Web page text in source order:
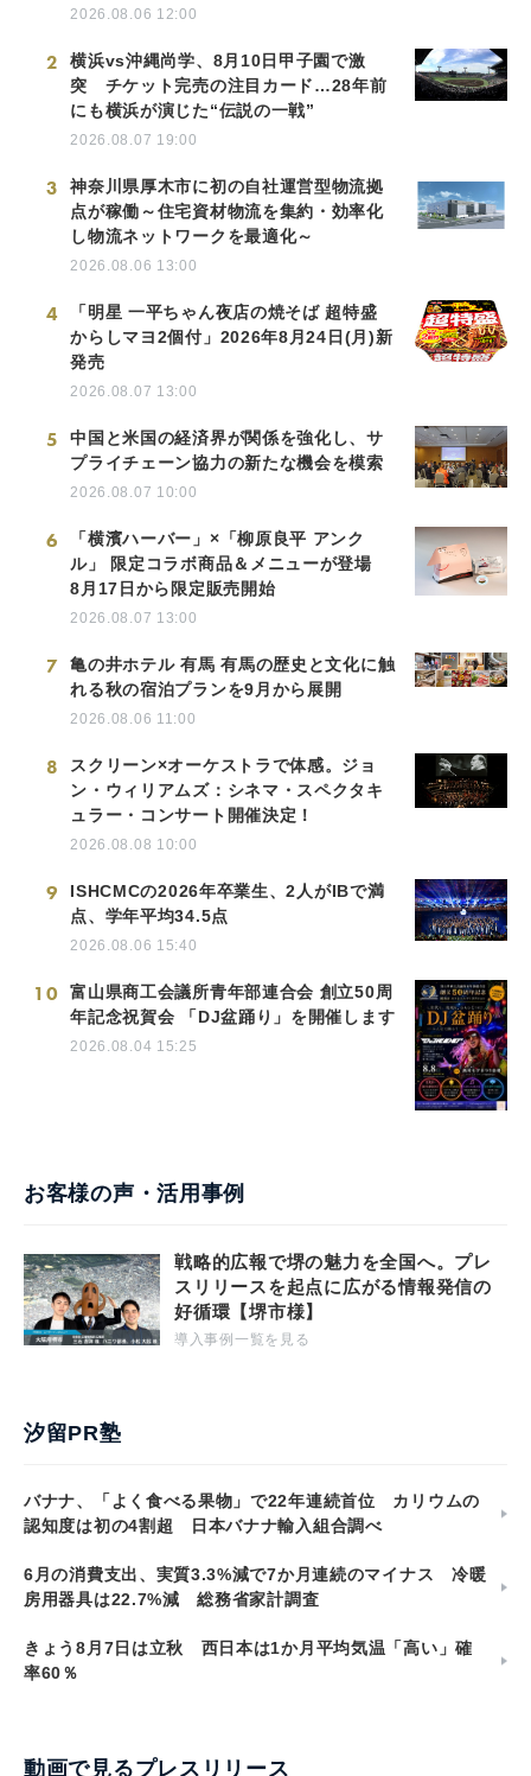
2026.08.06 12:00
2
横浜vs沖縄尚学、8月10日甲子園で激
突 チケット完売の注目カード…28年前
にも横浜が演じた“伝説の一戦”
2026.08.07 19:00
3
神奈川県厚木市に初の自社運営型物流拠
点が稼働～住宅資材物流を集約・効率化
し物流ネットワークを最適化～
2026.08.06 13:00
4
「明星 一平ちゃん夜店の焼そば 超特盛
からしマヨ2個付」2026年8月24日(月)新
発売
2026.08.07 13:00
5
中国と米国の経済界が関係を強化し、サ
プライチェーン協力の新たな機会を模索
2026.08.07 10:00
6
「横濱ハーバー」×「柳原良平 アンク
ル」 限定コラボ商品＆メニューが登場
8月17日から限定販売開始
2026.08.07 13:00
7
亀の井ホテル 有馬 有馬の歴史と文化に触
れる秋の宿泊プランを9月から展開
2026.08.06 11:00
8
スクリーン×オーケストラで体感。ジョ
ン・ウィリアムズ：シネマ・スペクタキ
ュラー・コンサート開催決定！
2026.08.08 10:00
9
ISHCMCの2026年卒業生、2人がIBで満
点、学年平均34.5点
2026.08.06 15:40
10
富山県商工会議所青年部連合会 創立50周
年記念祝賀会 「DJ盆踊り」を開催します
2026.08.04 15:25
お客様の声・活用事例
戦略的広報で堺の魅力を全国へ。プレ
スリリースを起点に広がる情報発信の
好循環【堺市様】
導入事例一覧を見る
汐留PR塾
バナナ、「よく食べる果物」で22年連続首位 カリウムの
認知度は初の4割超 日本バナナ輸入組合調べ
6月の消費支出、実質3.3%減で7か月連続のマイナス 冷暖
房用器具は22.7%減 総務省家計調査
きょう8月7日は立秋 西日本は1か月平均気温「高い」確
率60％
動画で見るプレスリリース